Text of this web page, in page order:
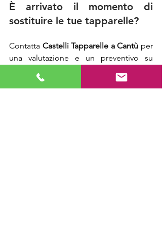
È arrivato il momento di
sostituire le tue tapparelle?
Contatta Castelli Tapparelle a Cantù per
una valutazione e un preventivo su